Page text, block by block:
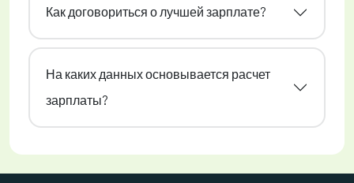
Как договориться о лучшей зарплате?
На каких данных основывается расчет
зарплаты?